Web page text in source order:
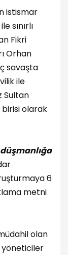
istismar
sınırlı
Fikri
Orhan
savaşta
ile
Sultan
olarak
6
metni
olan
yöneticiler